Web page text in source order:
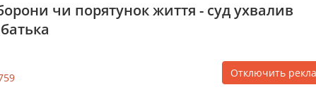
чи порятунок життя - суд ухвалив
Отключить